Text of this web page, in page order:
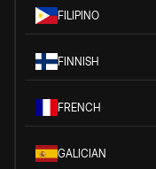
FILIPINO
FINNISH
FRENCH
GALICIAN